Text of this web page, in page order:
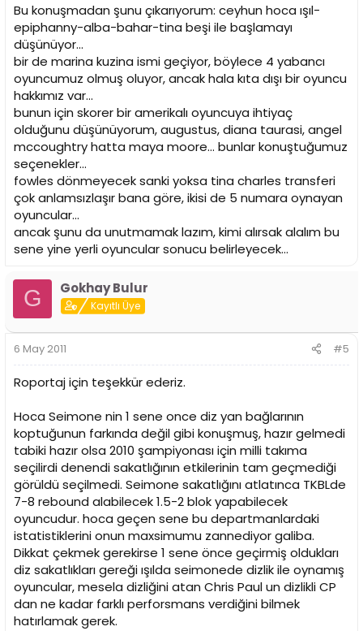
Bu konuşmadan şunu çıkarıyorum: ceyhun hoca ışıl-
epiphanny-alba-bahar-tina beşi ile başlamayı
düşünüyor...
bir de marina kuzina ismi geçiyor, böylece 4 yabancı
oyuncumuz olmuş oluyor, ancak hala kıta dışı bir oyuncu
hakkımız var...
bunun için skorer bir amerikalı oyuncuya ihtiyaç
olduğunu düşünüyorum, augustus, diana taurasi, angel
mccoughtry hatta maya moore... bunlar konuştuğumuz
seçenekler...
fowles dönmeyecek sanki yoksa tina charles transferi
çok anlamsızlaşır bana göre, ikisi de 5 numara oynayan
oyuncular...
ancak şunu da unutmamak lazım, kimi alırsak alalım bu
sene yine yerli oyuncular sonucu belirleyecek...
G Gokhay Bulur
Kayıtlı Üye
6 May 2011 #5
Roportaj için teşekkür ederiz.
Hoca Seimone nin 1 sene once diz yan bağlarının
koptuğunun farkında değil gibi konuşmuş, hazır gelmedi
tabiki hazır olsa 2010 şampiyonası için milli takıma
seçilirdi denendi sakatlığının etkilerinin tam geçmediği
görüldü seçilmedi. Seimone sakatlığını atlatınca TKBLde
7-8 rebound alabilecek 1.5-2 blok yapabilecek
oyuncudur. hoca geçen sene bu departmanlardaki
istatistiklerini onun maxsimumu zannediyor galiba.
Dikkat çekmek gerekirse 1 sene önce geçirmiş oldukları
diz sakatlıkları gereği ışılda seimonede dizlik ile oynamış
oyuncular, mesela dizliğini atan Chris Paul un dizlikli CP
dan ne kadar farklı perforsmans verdiğini bilmek
hatırlamak gerek.